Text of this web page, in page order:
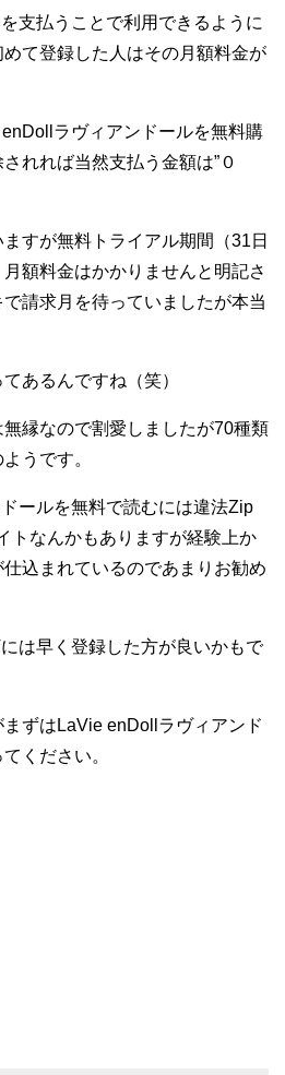
支払うことで利用できるように
て登録した人はその月額料金が
ラヴィアンドールを無料購
れれば当然支払う金額は”０
すが無料トライアル期間（31日
額料金はかかりませんと明記さ
請求月を待っていましたが本当
あるんですね（笑）
縁なので割愛しましたが70種類
うです。
ールを無料で読むには違法Zip
トなんかもありますが経験上か
込まれているのであまりお勧め
は早く登録した方が良いかもで
ずはLaVie enDollラヴィアンド
ください。